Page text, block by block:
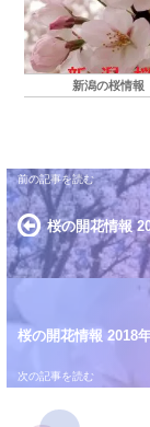
新潟の桜情報
桜の開花情報
桜の開花情報 2018